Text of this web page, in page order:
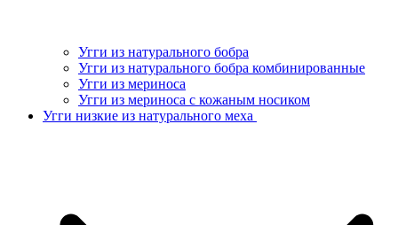
Угги из натурального бобра
Угги из натурального бобра комбинированные
Угги из мериноса
Угги из мериноса с кожаным носиком
Угги низкие из натурального меха